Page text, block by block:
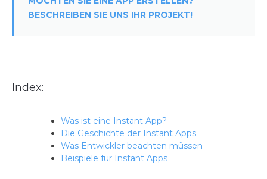
BESCHREIBEN SIE UNS IHR PROJEKT!
Index:
Was ist eine Instant App?
Die Geschichte der Instant Apps
Was Entwickler beachten müssen
Beispiele für Instant Apps